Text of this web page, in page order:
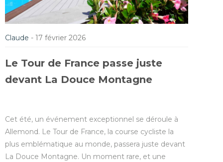
Claude - 17 février 2026
Le Tour de France passe juste
devant La Douce Montagne
Cet été, un événement exceptionnel se déroule à
Allemond. Le Tour de France, la course cycliste la
plus emblématique au monde, passera juste devant
La Douce Montagne. Un moment rare, et une